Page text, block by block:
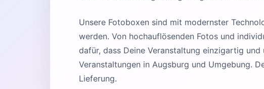
Unsere Fotoboxen sind mit modernster
werden. Von hochauflösenden Fotos und
dafür, dass Deine Veranstaltung einzigartig
Veranstaltungen in Augsburg und Umgebung.
Lieferung.